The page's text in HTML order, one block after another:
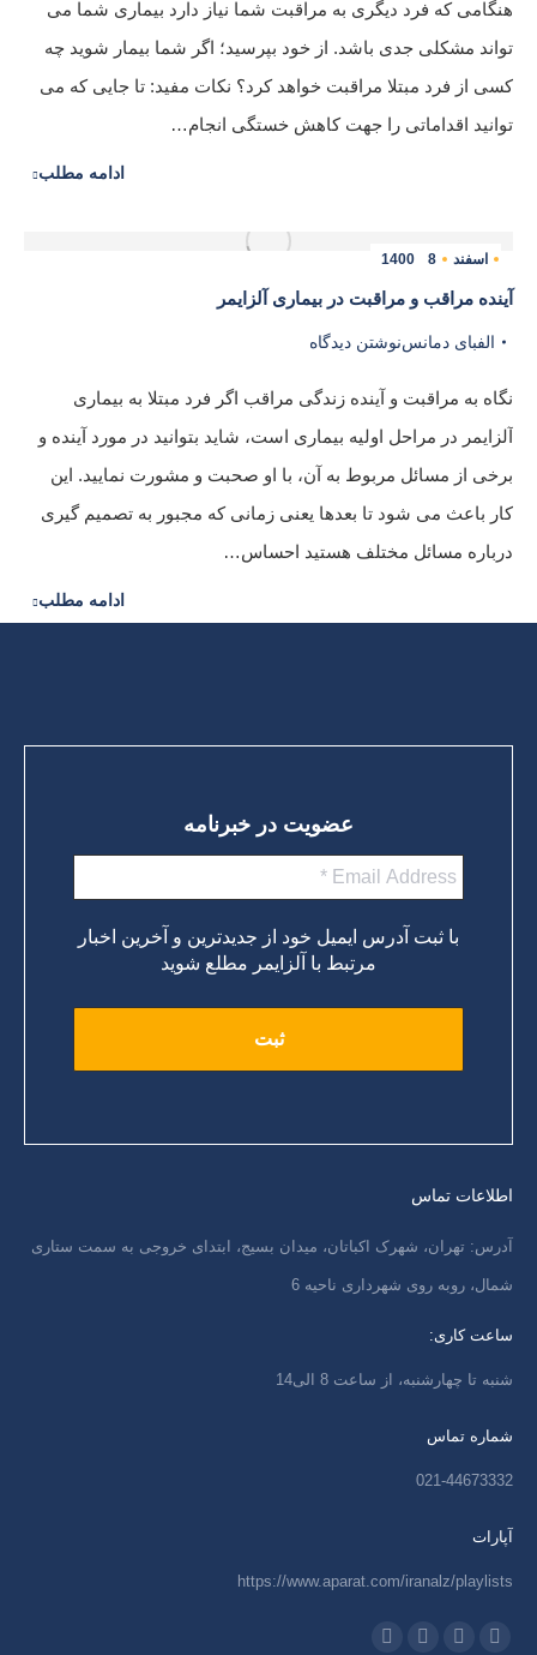
هنگامی که فرد دیگری به مراقبت شما نیاز دارد بیماری شما می
تواند مشکلی جدی باشد. از خود بپرسید؛ اگر شما بیمار شوید چه
کسی از فرد مبتلا مراقبت خواهد کرد؟ نکات مفید: تا جایی که می
توانید اقداماتی را جهت کاهش خستگی انجام…
ادامه مطلب
اسفند 8
1400
آینده مراقب و مراقبت در بیماری آلزایمر
الفبای دمانسنوشتن دیدگاه
نگاه به مراقبت و آینده زندگی مراقب اگر فرد مبتلا به بیماری
آلزایمر در مراحل اولیه بیماری است، شاید بتوانید در مورد آینده و
برخی از مسائل مربوط به آن، با او صحبت و مشورت نمایید. این
کار باعث می شود تا بعدها یعنی زمانی که مجبور به تصمیم گیری
درباره مسائل مختلف هستید احساس…
ادامه مطلب
عضویت در خبرنامه
با ثبت آدرس ایمیل خود از جدیدترین و آخرین اخبار
مرتبط با آلزایمر مطلع شوید
اطلاعات تماس
آدرس: تهران، شهرک اکباتان، میدان بسیج، ابتدای خروجی به سمت ستاری
شمال، روبه روی شهرداری ناحیه 6
ساعت کاری:
شنبه تا چهارشنبه، از ساعت 8 الی14
شماره تماس
021-44673332
آپارات
https://www.aparat.com/iranalz/playlists
ما را دنبال کنید در: